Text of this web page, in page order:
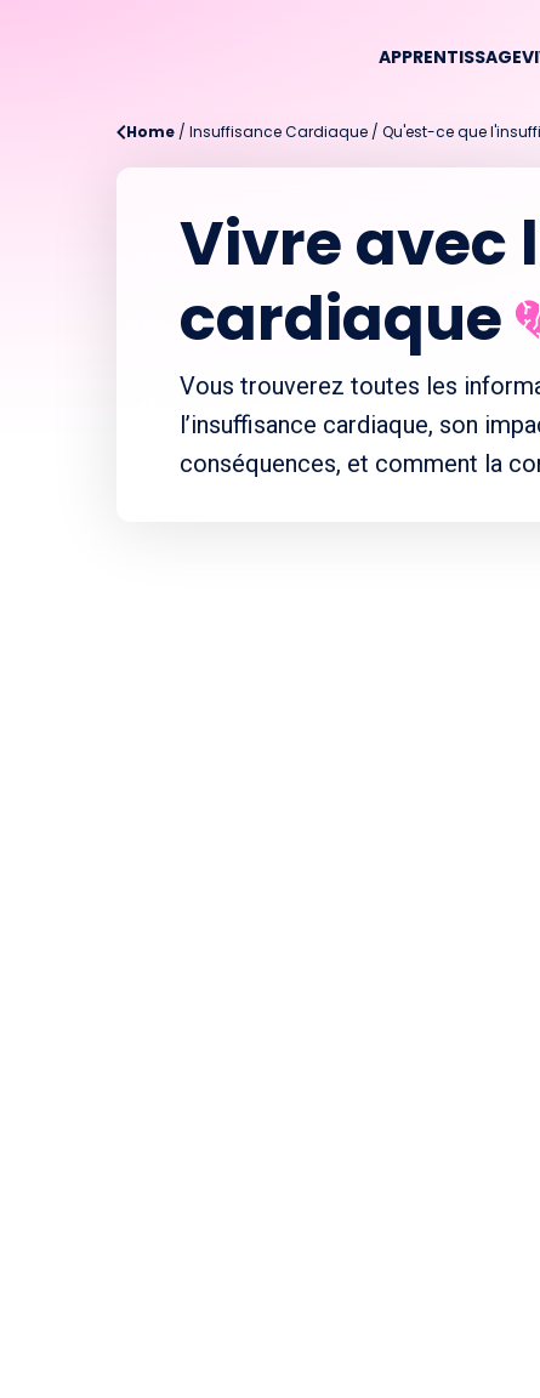
APPRENTISSAGE
Home / Insuffisance Cardiaque / Qu'est-ce que
Vivre avec
cardiaque
Vous trouverez toutes les
l’insuffisance cardiaque, son
conséquences, et comment la